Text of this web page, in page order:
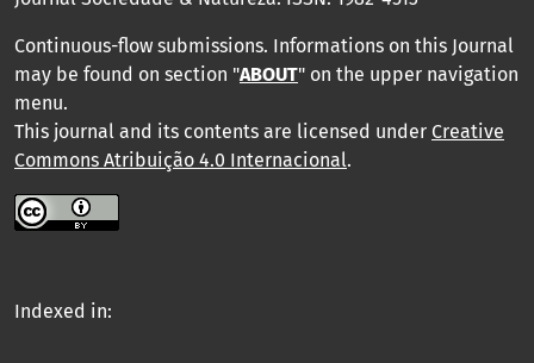
Continuous-flow submissions. Informations on this Journal
may be found on section "ABOUT" on the upper navigation
menu.
This journal and its contents are licensed under Creative
Commons Atribuição 4.0 Internacional.
Indexed in: